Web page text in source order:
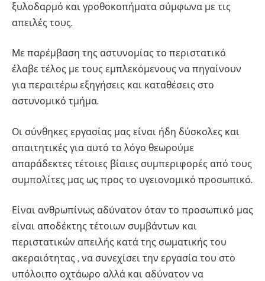
ξυλοδαρμό και γροθοκοπήματα σύμφωνα με τις
απειλές τους.
Με παρέμβαση της αστυνομίας το περιστατικό
έλαβε τέλος με τους εμπλεκόμενους να πηγαίνουν
για περαιτέρω εξηγήσεις και καταθέσεις στο
αστυνομικό τμήμα.
Οι σύνθηκες εργασίας μας είναι ήδη δύσκολες και
απαιτητικές για αυτό το λόγο θεωρούμε
απαράδεκτες τέτοιες βίαιες συμπεριφορές από τους
συμπολίτες μας ως προς το υγειονομικό προσωπικό.
Είναι ανθρωπίνως αδύνατον όταν το προσωπικό μας
είναι αποδέκτης τέτοιων συμβάντων και
περιστατικών απειλής κατά της σωματικής του
ακεραιότητας , να συνεχίσει την εργασία του στο
υπόλοιπο οχτάωρο αλλά και αδύνατον να